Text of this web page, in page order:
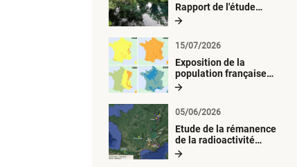
Rapport de l'étude
radiologique du milieu
Exposition de la
population française
métropolitaine aux
atmosphériques
radioactives depuis 1945
15/07/2026
Etude de la rémanence
de la radioactivité
d’origine artificielle
05/06/2026